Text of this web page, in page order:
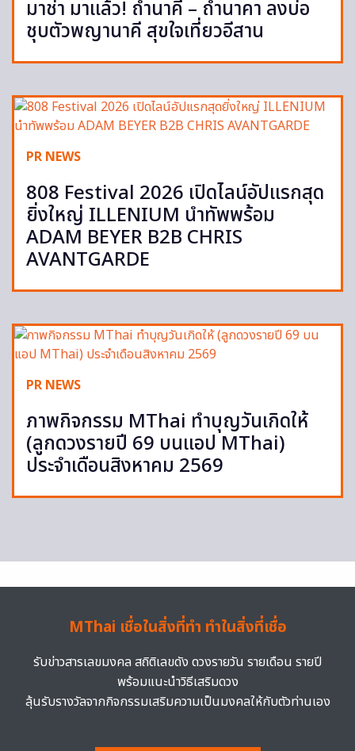
มาช่า มาแล้ว! ถ้ำนาคี – ถ้ำนาคา ลงบ่อ
ชุบตัวพญานาคี สุขใจเที่ยวอีสาน
PR NEWS
808 Festival 2026 เปิดไลน์อัปแรกสุด
ยิ่งใหญ่ ILLENIUM นำทัพพร้อม
ADAM BEYER B2B CHRIS
AVANTGARDE
PR NEWS
ภาพกิจกรรม MThai ทำบุญวันเกิดให้
(ลูกดวงรายปี 69 บนแอป MThai)
ประจำเดือนสิงหาคม 2569
MThai เชื่อในสิ่งที่ทำ ทำในสิ่งที่เชื่อ
รับข่าวสารเลขมงคล สถิติเลขดัง ดวงรายวัน รายเดือน รายปี
พร้อมแนะนำวิธีเสริมดวง
ลุ้นรับรางวัลจากกิจกรรมเสริมความเป็นมงคลให้กับตัวท่านเอง